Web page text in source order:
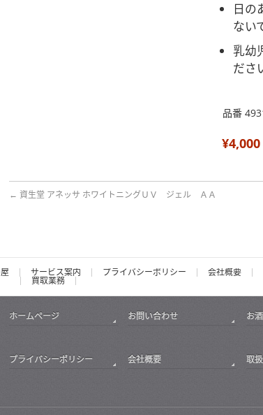
日の
ない
乳幼
ださ
品番
¥4,000
← 資生堂 アネッサ ホワイトニングＵＶ ジェル ＡＡ
サービス案内
買取業務
プライバシーポリシー 会社概要
ホームページ お問い合わせ お
プライバシーポリシー
会社概要 取